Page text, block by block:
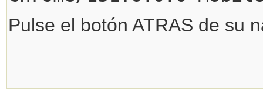
Pulse el botón ATRAS de su